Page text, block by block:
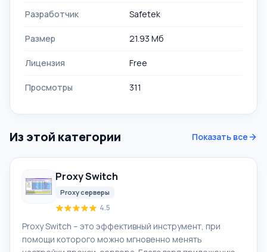
Разработчик Safetek
Размер 21.93 Мб
Лицензия Free
Просмотры 311
Из этой категории Показать все
Proxy Switch
Proxy серверы
4.5
Proxy Switch – это эффективный инструмент, при
помощи которого можно мгновенно менять